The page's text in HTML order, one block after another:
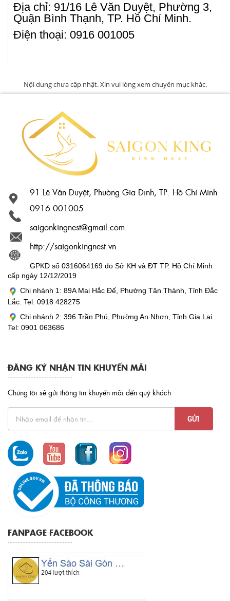
Địa chỉ: 91/16 Lê Văn Duyệt, Phường 3,
Quận Bình Thạnh, TP. Hồ Chí Minh.
Điện thoại: 0916 001005
Nội dung chưa cập nhật. Xin vui lòng xem chuyên mục khác.
91 Lê Văn Duyệt, Phường Gia Định, TP. Hồ Chí Minh
0916 001005
saigonkingnest@gmail.com
http://saigonkingnest.vn
GPKD số 0316064169 do Sở KH và ĐT TP. Hồ Chí Minh
cấp ngày 12/12/2019
Chi nhánh 1: 89A Mai Hắc Đế, Phường Tân Thành, Tỉnh Đắc
Lắc. Tel: 0918 428275
Chi nhánh 2: 396 Trần Phú, Phường An Nhơn, Tỉnh Gia Lai.
Tel: 0901 063686
ĐĂNG KÝ NHẬN TIN KHUYẾN MÃI
Chúng tôi sẽ gửi thông tin khuyến mãi đến quý khách
FANPAGE FACEBOOK